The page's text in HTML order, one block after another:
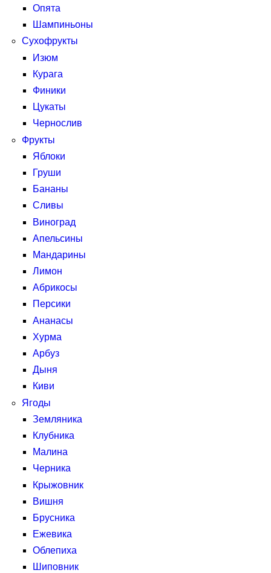
Опята
Шампиньоны
Сухофрукты
Изюм
Курага
Финики
Цукаты
Чернослив
Фрукты
Яблоки
Груши
Бананы
Сливы
Виноград
Апельсины
Мандарины
Лимон
Абрикосы
Персики
Ананасы
Хурма
Арбуз
Дыня
Киви
Ягоды
Земляника
Клубника
Малина
Черника
Крыжовник
Вишня
Брусника
Ежевика
Облепиха
Шиповник